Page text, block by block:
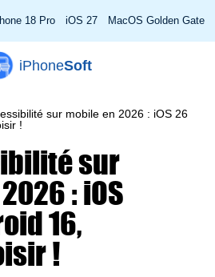
18 Pro iOS 27 MacOS Golden Gate
iPhoneSoft
sur mobile en 2026 : iOS 26
!
sur
: iOS
16,
!